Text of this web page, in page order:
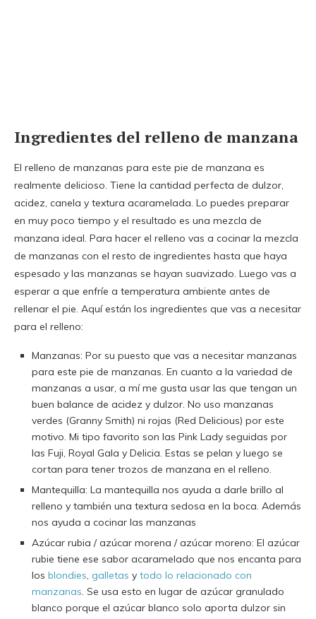
Ingredientes del relleno de manzana
El relleno de manzanas para este pie de manzana es
realmente delicioso. Tiene la cantidad perfecta de dulzor,
acidez, canela y textura acaramelada. Lo puedes preparar
en muy poco tiempo y el resultado es una mezcla de
manzana ideal. Para hacer el relleno vas a cocinar la mezcla
de manzanas con el resto de ingredientes hasta que haya
espesado y las manzanas se hayan suavizado. Luego vas a
esperar a que enfríe a temperatura ambiente antes de
rellenar el pie. Aquí están los ingredientes que vas a necesitar
para el relleno:
Manzanas: Por su puesto que vas a necesitar manzanas
para este pie de manzanas. En cuanto a la variedad de
manzanas a usar, a mí me gusta usar las que tengan un
buen balance de acidez y dulzor. No uso manzanas
verdes (Granny Smith) ni rojas (Red Delicious) por este
motivo. Mi tipo favorito son las Pink Lady seguidas por
las Fuji, Royal Gala y Delicia. Estas se pelan y luego se
cortan para tener trozos de manzana en el relleno.
Mantequilla: La mantequilla nos ayuda a darle brillo al
relleno y también una textura sedosa en la boca. Además
nos ayuda a cocinar las manzanas
Azúcar rubia / azúcar morena / azúcar moreno: El azúcar
rubie tiene ese sabor acaramelado que nos encanta para
los blondies, galletas y todo lo relacionado con
manzanas. Se usa esto en lugar de azúcar granulado
blanco porque el azúcar blanco solo aporta dulzor sin